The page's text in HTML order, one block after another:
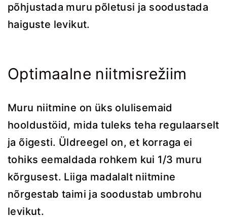
põhjustada muru põletusi ja soodustada
haiguste levikut.
Optimaalne niitmisrežiim
Muru niitmine on üks olulisemaid
hooldustöid, mida tuleks teha regulaarselt
ja õigesti. Üldreegel on, et korraga ei
tohiks eemaldada rohkem kui 1/3 muru
kõrgusest. Liiga madalalt niitmine
nõrgestab taimi ja soodustab umbrohu
levikut.